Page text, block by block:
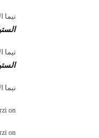
نیما
نیما
نیما
on
on